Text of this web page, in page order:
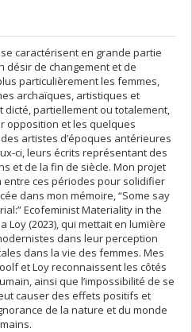
caractérisent en grande partie
désir de changement et de
particulièrement les femmes,
archaïques, artistiques et
dicté, partiellement ou totalement,
opposition et les quelques
artistes d’époques antérieures
ci, leurs écrits représentant des
et de la fin de siècle. Mon projet
ces périodes pour solidifier
dans mon mémoire, “Some say
Ecofeminist Materiality in the
Loy (2023), qui mettait en lumière
dans leur perception
dans la vie des femmes. Mes
et Loy reconnaissent les côtés
ainsi que l’impossibilité de se
causer des effets positifs et
de la nature et du monde